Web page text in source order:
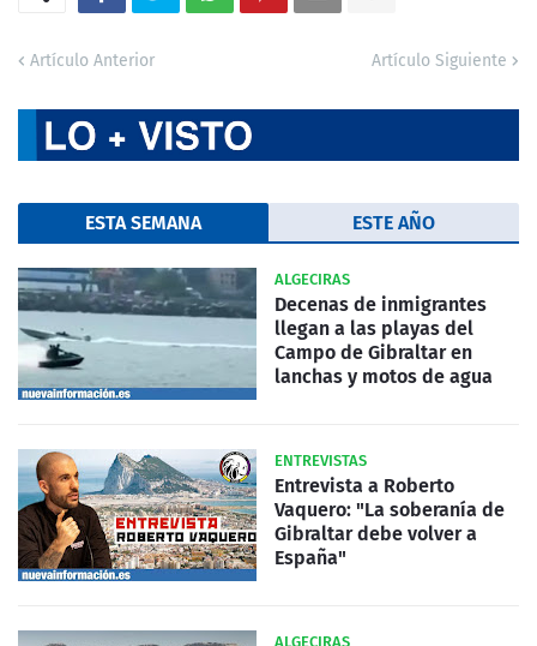
Artículo Anterior Artículo Siguiente
ESTA SEMANA ESTE AÑO
ALGECIRAS
Decenas de inmigrantes
llegan a las playas del
Campo de Gibraltar en
lanchas y motos de agua
ENTREVISTAS
Entrevista a Roberto
Vaquero: "La soberanía de
Gibraltar debe volver a
España"
ALGECIRAS